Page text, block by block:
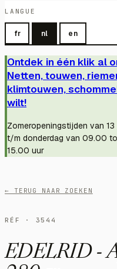
LANGUE
fr nl en
Ontdek in één klik al
Netten, touwen,
klimtouwen,
wilt!
Zomeropeningstijden van
t/m donderdag van 09.00
15.00 uur
← TERUG NAAR ZOEKEN
RÉF · 3544
EDELRID -